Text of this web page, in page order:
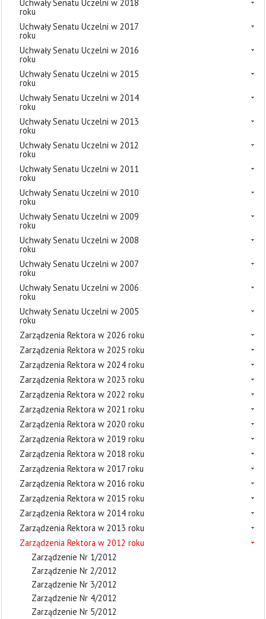
Uchwały Senatu Uczelni w 2018
roku
Uchwały Senatu Uczelni w 2017
roku
Uchwały Senatu Uczelni w 2016
roku
Uchwały Senatu Uczelni w 2015
roku
Uchwały Senatu Uczelni w 2014
roku
Uchwały Senatu Uczelni w 2013
roku
Uchwały Senatu Uczelni w 2012
roku
Uchwały Senatu Uczelni w 2011
roku
Uchwały Senatu Uczelni w 2010
roku
Uchwały Senatu Uczelni w 2009
roku
Uchwały Senatu Uczelni w 2008
roku
Uchwały Senatu Uczelni w 2007
roku
Uchwały Senatu Uczelni w 2006
roku
Uchwały Senatu Uczelni w 2005
roku
Zarządzenia Rektora w 2026 roku
Zarządzenia Rektora w 2025 roku
Zarządzenia Rektora w 2024 roku
Zarządzenia Rektora w 2023 roku
Zarządzenia Rektora w 2022 roku
Zarządzenia Rektora w 2021 roku
Zarządzenia Rektora w 2020 roku
Zarządzenia Rektora w 2019 roku
Zarządzenia Rektora w 2018 roku
Zarządzenia Rektora w 2017 roku
Zarządzenia Rektora w 2016 roku
Zarządzenia Rektora w 2015 roku
Zarządzenia Rektora w 2014 roku
Zarządzenia Rektora w 2013 roku
Zarządzenia Rektora w 2012 roku
Zarządzenie Nr 1/2012
Zarządzenie Nr 2/2012
Zarządzenie Nr 3/2012
Zarządzenie Nr 4/2012
Zarządzenie Nr 5/2012